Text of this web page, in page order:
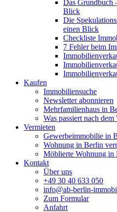
Das Grundbuch
Blick
Die
einen Blick
Checkliste
7 Fehler beim
Kaufen
Immobiliensuche
Newsletter abonnieren
Mehrfamilienhaus in
Was passiert nach
Vermieten
Gewerbeimmobilie in
Wohnung in Berlin
Möblierte Wohnung in
Kontakt
Über uns
+49 30 40 633 050
info@ab-berlin-
Zum Formular
Anfahrt